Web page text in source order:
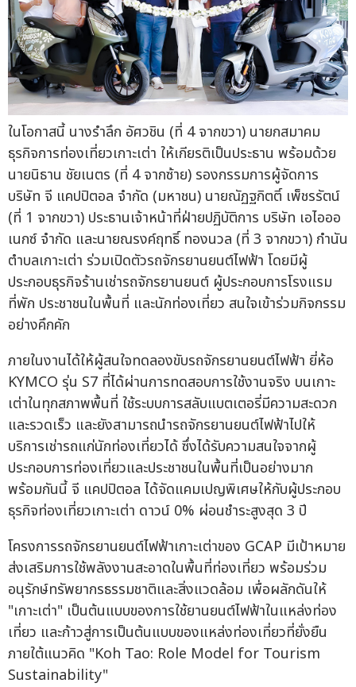
ในโอกาสนี้ นางรำลึก อัศวชิน (ที่ 4 จากขวา) นายกสมาคม
ธุรกิจการท่องเที่ยวเกาะเต่า ให้เกียรติเป็นประธาน พร้อมด้วย
นายนิธาน ชัยเนตร (ที่ 4 จากซ้าย) รองกรรมการผู้จัดการ
บริษัท จี แคปปิตอล จำกัด (มหาชน) นายณัฏฐกิตติ์ เพ็ชรรัตน์
(ที่ 1 จากขวา) ประธานเจ้าหน้าที่ฝ่ายปฏิบัติการ บริษัท เอไอออ
เนกซ์ จำกัด และนายณรงค์ฤทธิ์ ทองนวล (ที่ 3 จากขวา) กำนัน
ตำบลเกาะเต่า ร่วมเปิดตัวรถจักรยานยนต์ไฟฟ้า โดยมีผู้
ประกอบธุรกิจร้านเช่ารถจักรยานยนต์ ผู้ประกอบการโรงแรม
ที่พัก ประชาชนในพื้นที่ และนักท่องเที่ยว สนใจเข้าร่วมกิจกรรม
อย่างคึกคัก
ภายในงานได้ให้ผู้สนใจทดลองขับรถจักรยานยนต์ไฟฟ้า ยี่ห้อ
KYMCO รุ่น S7 ที่ได้ผ่านการทดสอบการใช้งานจริง บนเกาะ
เต่าในทุกสภาพพื้นที่ ใช้ระบบการสลับแบตเตอรี่มีความสะดวก
และรวดเร็ว และยังสามารถนำรถจักรยานยนต์ไฟฟ้าไปให้
บริการเช่ารถแก่นักท่องเที่ยวได้ ซึ่งได้รับความสนใจจากผู้
ประกอบการท่องเที่ยวและประชาชนในพื้นที่เป็นอย่างมาก
พร้อมกันนี้ จี แคปปิตอล ได้จัดแคมเปญพิเศษให้กับผู้ประกอบ
ธุรกิจท่องเที่ยวเกาะเต่า ดาวน์ 0% ผ่อนชำระสูงสุด 3 ปี
โครงการรถจักรยานยนต์ไฟฟ้าเกาะเต่าของ GCAP มีเป้าหมาย
ส่งเสริมการใช้พลังงานสะอาดในพื้นที่ท่องเที่ยว พร้อมร่วม
อนุรักษ์ทรัพยากรธรรมชาติและสิ่งแวดล้อม เพื่อผลักดันให้
"เกาะเต่า" เป็นต้นแบบของการใช้ยานยนต์ไฟฟ้าในแหล่งท่อง
เที่ยว และก้าวสู่การเป็นต้นแบบของแหล่งท่องเที่ยวที่ยั่งยืน
ภายใต้แนวคิด "Koh Tao: Role Model for Tourism
Sustainability"